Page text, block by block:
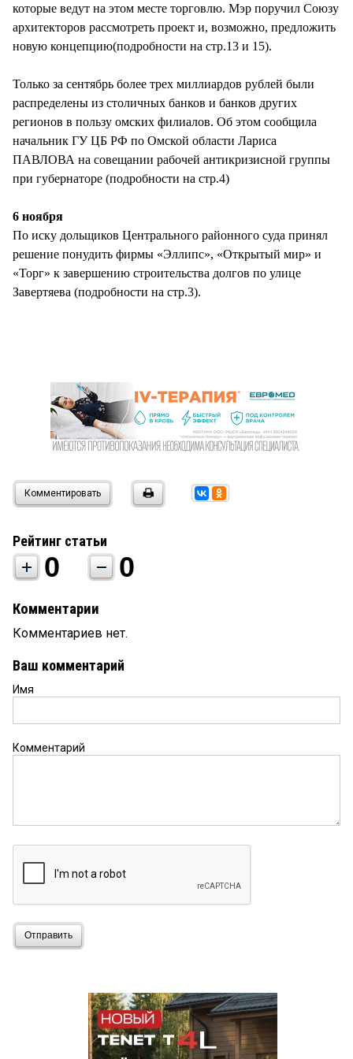
которые ведут на этом месте торговлю. Мэр поручил Союзу
архитекторов рассмотреть проект и, возможно, предложить
новую концепцию(подробности на стр.13 и 15).
Только за сентябрь более трех миллиардов рублей были
распределены из столичных банков и банков других
регионов в пользу омских филиалов. Об этом сообщила
начальник ГУ ЦБ РФ по Омской области Лариса
ПАВЛОВА на совещании рабочей антикризисной группы
при губернаторе (подробности на стр.4)
6 ноября
По иску дольщиков Центрального районного суда принял
решение понудить фирмы «Эллипс», «Открытый мир» и
«Торг» к завершению строительства долгов по улице
Завертяева (подробности на стр.3).
Комментировать
Рейтинг статьи
0 0
Комментарии
Комментариев нет.
Ваш комментарий
Имя
Комментарий
Отправить